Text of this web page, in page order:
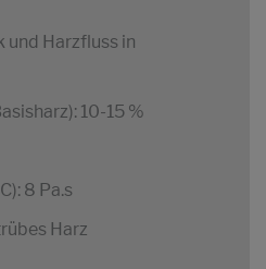
und Harzfluss in
10-15 %
8 Pa.s
Harz